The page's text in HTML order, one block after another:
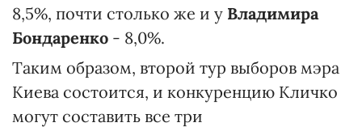
8,5%, почти столько же и у Владимира
Бондаренко - 8,0%.
Таким образом, второй тур выборов мэра
Киева состоится, и конкуренцию Кличко
могут составить все три